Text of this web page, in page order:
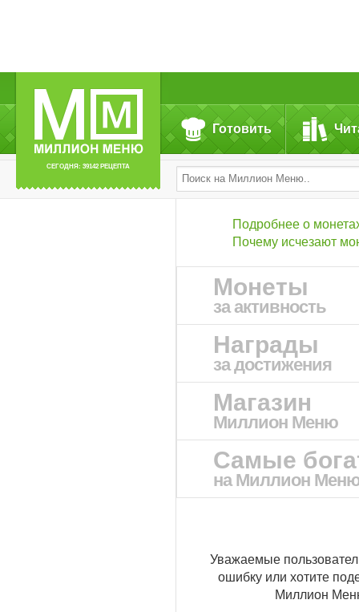
СЕГОДНЯ: 39142 РЕЦЕПТА
Готовить
Подробнее о
Почему исчезают
Монеты
за активность
Награды
за достижения
Магазин
Миллион Меню
Самые
на Миллион
Уважаемые
ошибку или хотите
Миллион